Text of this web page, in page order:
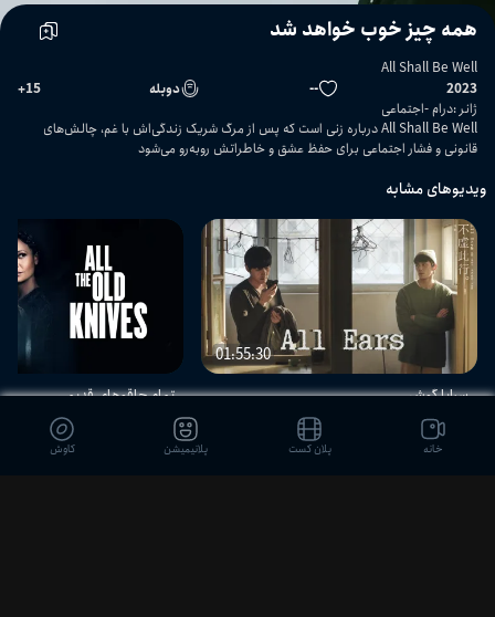
همه چیز خوب خواهد شد
All Shall Be Well
2023
-- دوبله 15
+
ژانر :درام اجتماعی
All Shall Be Well درباره زنی است که پس از مرگ شریک زندگی‌اش با غم، چالش‌های
قانونی و فشار اجتماعی برای حفظ عشق و خاطراتش روبه‌رو می‌شود
ویدیوهای مشابه
01:55:30
سراپا گوش تمام چاقوهای قدیمی
خانه پلان کست پلانیمیشن کاوش